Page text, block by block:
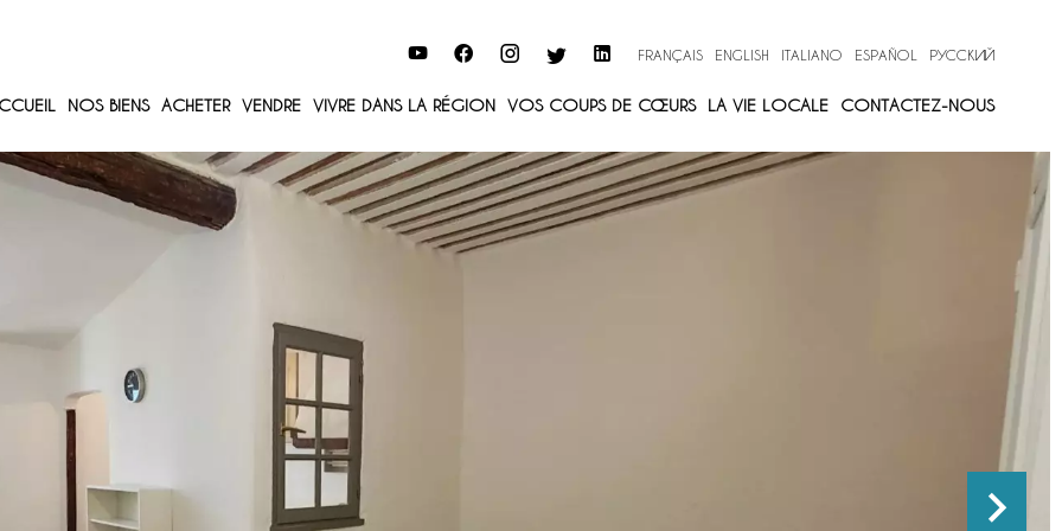
FRANÇAIS ENGLISH ITALIANO ESPAÑOL РУССКИЙ
NOS BIENS ACHETER VENDRE VIVRE DANS LA RÉGION VOS COUPS DE CŒURS LA VIE LOCALE CONTACTEZ-NOUS